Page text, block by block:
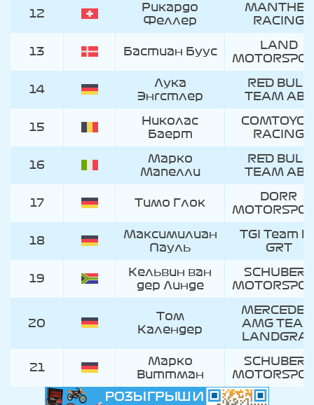
12
Рикардо
Феллер
MANTHEY
RACING
13 Бастиан Буус
LAND
14
Лука
Энгстлер
RED BULL
TEAM ABT
15
Николас
Баерт
RACING
16
Марко
Мапелли
RED BULL
TEAM ABT
17 Тимо Глок
DORR
18
Максимилиан
Пауль
TGI Team
GRT
19
Кельвин ван
дер Линде
SCHUBERT
20
Том
Календер
AMG
21
Марко
Виттман
SCHUBERT